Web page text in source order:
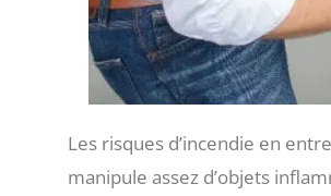
Les risques d’incendie en
manipule assez d’objets